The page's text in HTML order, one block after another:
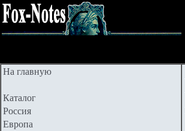
На главную
Каталог
Россия
Европа